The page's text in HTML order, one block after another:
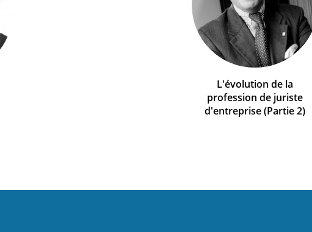
L'évolution de la
profession de juriste
d'entreprise (Partie 2)